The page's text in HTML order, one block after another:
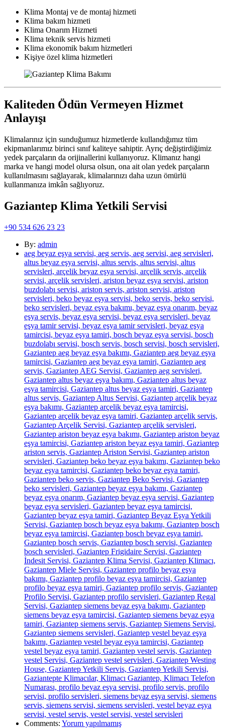
Klima Montaj ve de montaj hizmeti
Klima bakım hizmeti
Klima Onarım Hizmeti
Klima teknik servis hizmeti
Klima ekonomik bakım hizmetleri
Kişiye özel klima hizmetleri
Kaliteden Ödün Vermeyen Hizmet
Anlayışı
Klimalarınız için sunduğumuz hizmetlerde kullandığımız tüm
ekipmanlarımız birinci sınıf kaliteye sahiptir. Ayrıç değiştirdiğimiz
yedek parçaların da orijinallerini kullanıyoruz. Klimanız hangi
marka ve hangi model olursa olsun, ona ait olan yedek parçaların
kullanılmasını sağlayarak, klimalarınızı daha uzun ömürlü
kullanmanıza imkân sağlıyoruz.
Gaziantep Klima Yetkili Servisi
+90 534 626 23 23
By: admin
aeg beyaz eşya servisi, aeg servis, aeg servisi, aeg servisleri,
altus beyaz eşya servisi, altus servis, altus servisi, altus
servisleri, arçelik beyaz eşya servisi, arçelik servis, arçelik
servisi, arçelik servisleri, ariston beyaz eşya servisi, ariston
buzdolabı servisi, ariston servis, ariston servisi, ariston
servisleri, beko beyaz eşya servisi, beko servis, beko servisi,
beko servisleri, beyaz eşya bakımı, beyaz eşya onarım, beyaz
eşya servis, beyaz eşya servisi, beyaz eşya servisleri, beyaz
eşya tamir servisi, beyaz eşya tamir servisleri, beyaz eşya
tamircisi, beyaz eşya tamiri, bosch beyaz eşya servisi, bosch
buzdolabı servisi, bosch servis, bosch servisi, bosch servisleri,
Gaziantep aeg beyaz eşya bakımı, Gaziantep aeg beyaz eşya
tamircisi, Gaziantep aeg beyaz eşya tamiri, Gaziantep aeg
servis, Gaziantep AEG Servisi, Gaziantep aeg servisleri,
Gaziantep altus beyaz eşya bakımı, Gaziantep altus beyaz
eşya tamircisi, Gaziantep altus beyaz eşya tamiri, Gaziantep
altus servis, Gaziantep Altus Servisi, Gaziantep arçelik beyaz
eşya bakımı, Gaziantep arçelik beyaz eşya tamircisi,
Gaziantep arçelik beyaz eşya tamiri, Gaziantep arçelik servis,
Gaziantep Arçelik Servisi, Gaziantep arçelik servisleri,
Gaziantep ariston beyaz eşya bakımı, Gaziantep ariston beyaz
eşya tamircisi, Gaziantep ariston beyaz eşya tamiri, Gaziantep
ariston servis, Gaziantep Ariston Servisi, Gaziantep ariston
servisleri, Gaziantep beko beyaz eşya bakımı, Gaziantep beko
beyaz eşya tamircisi, Gaziantep beko beyaz eşya tamiri,
Gaziantep beko servis, Gaziantep Beko Servisi, Gaziantep
beko servisleri, Gaziantep beyaz eşya bakımı, Gaziantep
beyaz eşya onarım, Gaziantep beyaz eşya servisi, Gaziantep
beyaz eşya servisleri, Gaziantep beyaz eşya tamircisi,
Gaziantep beyaz eşya tamiri, Gaziantep Beyaz Eşya Yetkili
Servisi, Gaziantep bosch beyaz eşya bakımı, Gaziantep bosch
beyaz eşya tamircisi, Gaziantep bosch beyaz eşya tamiri,
Gaziantep bosch servis, Gaziantep bosch servisi, Gaziantep
bosch servisleri, Gaziantep Frigidaire Servisi, Gaziantep
İndesit Servisi, Gaziantep Klima Servisi, Gaziantep Klimacı,
Gaziantep Miele Servisi, Gaziantep profilo beyaz eşya
bakımı, Gaziantep profilo beyaz eşya tamircisi, Gaziantep
profilo beyaz eşya tamiri, Gaziantep profilo servis, Gaziantep
Profilo Servisi, Gaziantep profilo servisleri, Gaziantep Regal
Servisi, Gaziantep siemens beyaz eşya bakımı, Gaziantep
siemens beyaz eşya tamircisi, Gaziantep siemens beyaz eşya
tamiri, Gaziantep siemens servis, Gaziantep Siemens Servisi,
Gaziantep siemens servisleri, Gaziantep vestel beyaz eşya
bakımı, Gaziantep vestel beyaz eşya tamircisi, Gaziantep
vestel beyaz eşya tamiri, Gaziantep vestel servis, Gaziantep
vestel Servisi, Gaziantep vestel servisleri, Gaziantep Westing
House, Gaziantep Yetkili Servis, Gaziantep Yetkili Servisi,
Gaziantepte Klimacılar, Klimacı Gaziantep, Klimacı Telefon
Numarası, profilo beyaz eşya servisi, profilo servis, profilo
servisi, profilo servisleri, siemens beyaz eşya servisi, siemens
servis, siemens servisi, siemens servisleri, vestel beyaz eşya
servisi, vestel servis, vestel servisi, vestel servisleri
Comments: Yorum yapılmamış